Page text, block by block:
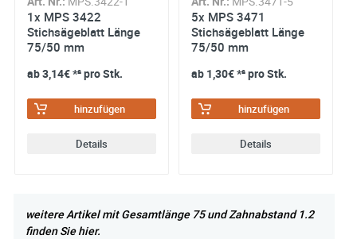
1x MPS 3422
Stichsägeblatt Länge
75/50 mm
ab3,14€*² pro Stk.
hinzufügen
Details
5x MPS 3471
Stichsägeblatt Länge
75/50 mm
ab 1,30€*² pro Stk.
hinzufügen
Details
weitere Artikel mit Gesamtlänge 75 und Zahnabstand 1.2
finden Sie hier.